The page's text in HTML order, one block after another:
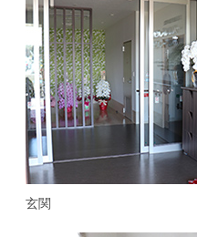
玄関